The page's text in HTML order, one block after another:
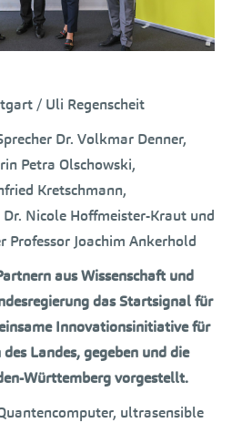
/ Uli Regenscheit
Dr. Volkmar Denner,
Petra Olschowski,
Kretschmann,
Nicole Hoffmeister-Kraut und
Professor Joachim Ankerhold
aus Wissenschaft und
das Startsignal für
Innovationsinitiative für
Landes, gegeben und die
Württemberg vorgestellt.
ultrasensible